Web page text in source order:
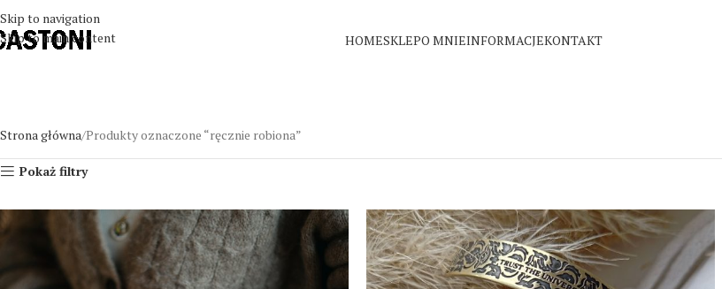
Skip to navigation
Skip to main content
HOMESKLEPO MNIEINFORMACJEKONTAKT
Strona główna Produkty oznaczone “ręcznie robiona”
Pokaż filtry